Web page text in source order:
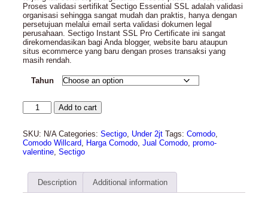
Proses validasi sertifikat Sectigo Essential SSL adalah validasi
organisasi sehingga sangat mudah dan praktis, hanya dengan
persetujuan melalui email serta validasi dokumen legal
perusahaan. Sectigo Instant SSL Pro Certificate ini sangat
direkomendasikan bagi Anda blogger, website baru ataupun
situs ecommerce yang baru dengan proses transaksi yang
masih rendah.
Tahun
Add to cart
SKU: N/A Categories: Sectigo Under 2jt Tags: Comodo
Comodo Willcard Harga Comodo Jual Comodo promo-
valentine Sectigo
Description Additional information